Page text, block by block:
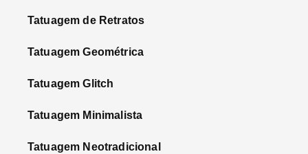
Tatuagem de Retratos
Tatuagem Geométrica
Tatuagem Glitch
Tatuagem Minimalista
Tatuagem Neotradicional